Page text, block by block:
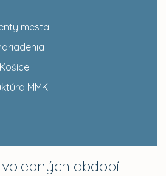
mesta
MMK
období